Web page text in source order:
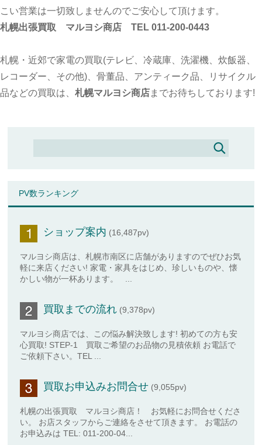
こい営業は一切致しませんのでご安心して頂けます。
札幌出張買取 マルヨシ商店 TEL 011-200-0443
札幌・近郊で家電の買取(テレビ、冷蔵庫、洗濯機、炊飯器、
レコーダー、その他)、骨董品、アンティーク品、リサイクル
品などの買取は、 札幌マルヨシ商店までお待ちしております!
PV数ランキング
ショップ案内 (16,487pv)
マルヨシ商店は、札幌市南区に店舗がありますのでぜひお気
軽に来店ください! 家電・家具をはじめ、珍しいものや、懐
かしい物が一杯あります。 ...
買取までの流れ (9,378pv)
マルヨシ商店では、この悩み解決致します! 初めての方も安
心買取! STEP-1 買取ご希望のお品物の見積依頼 お電話で
ご依頼下さい。TEL ...
買取お申込みお問合せ (9,055pv)
札幌の出張買取 マルヨシ商店！ お気軽にお問合せくださ
い。 お店スタッフからご連絡をさせて頂きます。 お電話の
お申込みは TEL: 011-200-04...